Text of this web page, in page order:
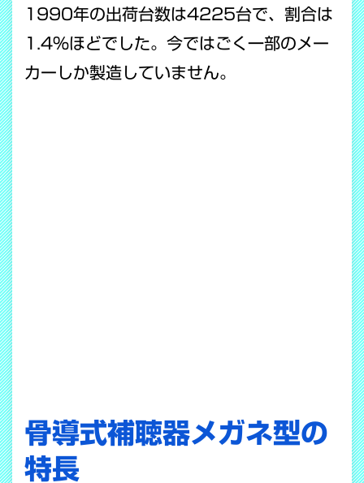
1990年の出荷台数は4225台で、割合は
1.4％ほどでした。 今ではごく一部のメー
カーしか製造していません。
骨導式補聴器メガネ型の
特長